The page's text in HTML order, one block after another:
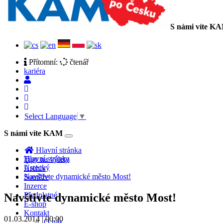
S námi víte
Přítomní:
čtenář
kariéra
Select Language ▼
S námi víte KAM
Toggle
navigation
Hlavní stránka
Tipy na výlety
Archiv
Soutěže
Inzerce
Předplatné
E-shop
Kontakt
Hlavní stránka
Ústecký
Navštivte dynamické město Most!
Navštivte dynamické město Most!
01.03.2014 | 00:00